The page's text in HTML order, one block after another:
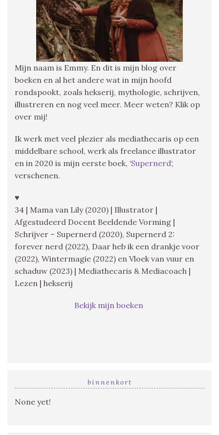
Mijn naam is Emmy. En dit is mijn blog over
boeken en al het andere wat in mijn hoofd
rondspookt, zoals hekserij, mythologie, schrijven,
illustreren en nog veel meer. Meer weten? Klik op
over mij!
Ik werk met veel plezier als mediathecaris op een
middelbare school, werk als freelance illustrator
en in 2020 is mijn eerste boek, ‘Supernerd‘,
verschenen.
♥
34 | Mama van Lily (2020) | Illustrator |
Afgestudeerd Docent Beeldende Vorming |
Schrijver – Supernerd (2020), Supernerd 2:
forever nerd (2022), Daar heb ik een drankje voor
(2022), Wintermagie (2022) en Vloek van vuur en
schaduw (2023) | Mediathecaris & Mediacoach |
Lezen | hekserij
Bekijk mijn boeken
binnenkort
None yet!